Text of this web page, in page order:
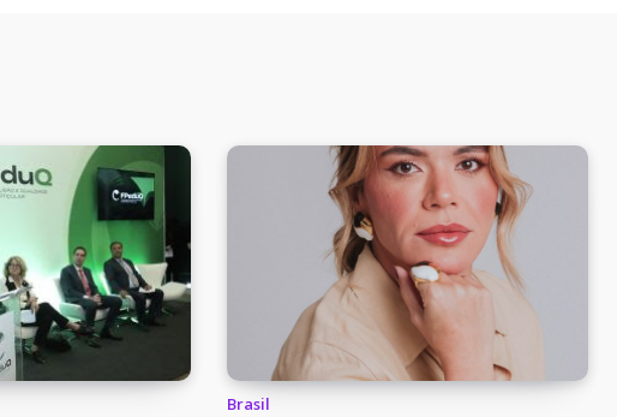
Brasil